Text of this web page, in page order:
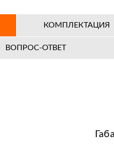
КОМПЛЕКТАЦИЯ
ВОПРОС-ОТВЕТ